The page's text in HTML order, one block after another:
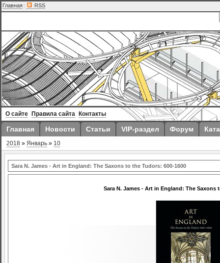
Главная | RSS
О сайте Правила сайта Контакты
Главная Новости Статьи VIP-раздел Форум
2018 » Январь » 10
Sara N. James - Art in England: The Saxons to the Tudors: 600-1600
Sara N. James - Art in England: The Saxons